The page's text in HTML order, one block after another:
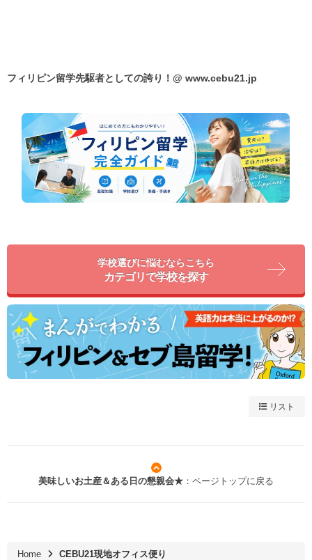
フィリピン留学先駆者としての誇り！@ www.cebu21.jp
学校選びに悩むならこちら
カテゴリで学校を探す
リスト
美味しいお土産＆ある日の懇親会★ ：ページトップに戻る
Home CEBU21現地オフィス便り